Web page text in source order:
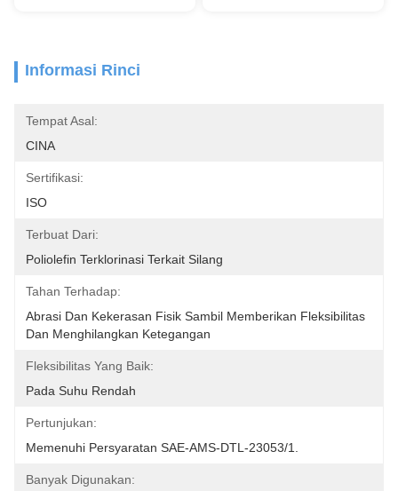
Informasi Rinci
Tempat Asal:
CINA
Sertifikasi:
ISO
Terbuat Dari:
Poliolefin Terklorinasi Terkait Silang
Tahan Terhadap:
Abrasi Dan Kekerasan Fisik Sambil Memberikan Fleksibilitas
Dan Menghilangkan Ketegangan
Fleksibilitas Yang Baik:
Pada Suhu Rendah
Pertunjukan:
Memenuhi Persyaratan SAE-AMS-DTL-23053/1.
Banyak Digunakan: